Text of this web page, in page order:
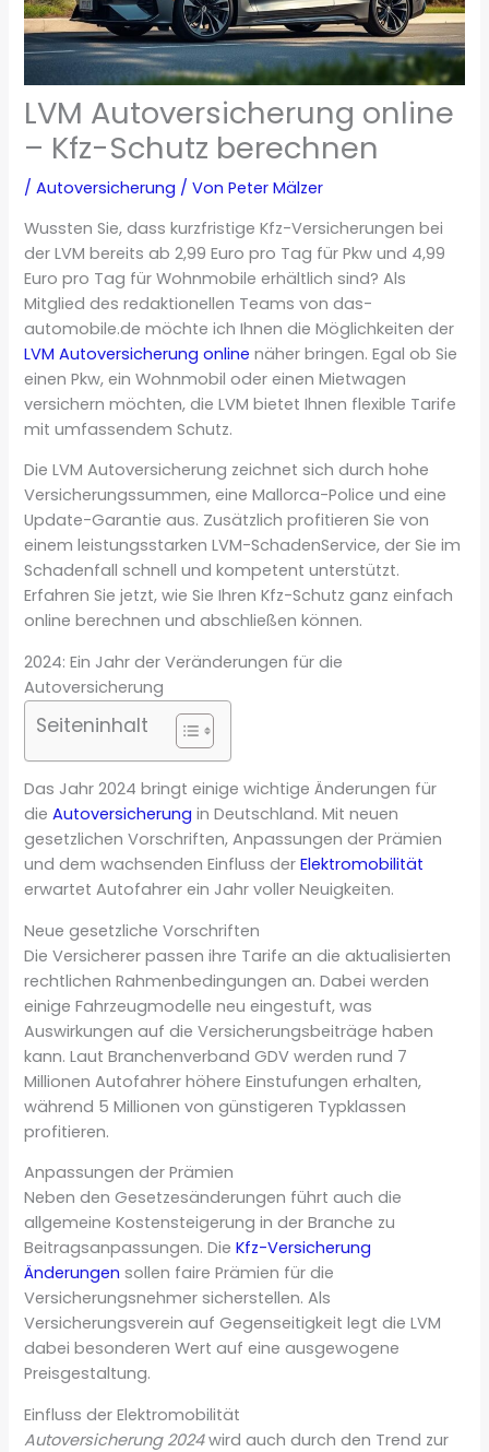
LVM Autoversicherung online
– Kfz-Schutz berechnen
/Autoversicherung / VonPeter Mälzer
Wussten Sie, dass kurzfristige Kfz-Versicherungen bei
der LVM bereits ab 2,99 Euro pro Tag für Pkw und 4,99
Euro pro Tag für Wohnmobile erhältlich sind? Als
Mitglied des redaktionellen Teams von das-
automobile.de möchte ich Ihnen die Möglichkeiten der
LVM Autoversicherung online näher bringen. Egal ob Sie
einen Pkw, ein Wohnmobil oder einen Mietwagen
versichern möchten, die LVM bietet Ihnen flexible Tarife
mit umfassendem Schutz.
Die LVM Autoversicherung zeichnet sich durch hohe
Versicherungssummen, eine Mallorca-Police und eine
Update-Garantie aus. Zusätzlich profitieren Sie von
einem leistungsstarken LVM-SchadenService, der Sie im
Schadenfall schnell und kompetent unterstützt.
Erfahren Sie jetzt, wie Sie Ihren Kfz-Schutz ganz einfach
online berechnen und abschließen können.
2024: Ein Jahr der Veränderungen für die
Autoversicherung
Seiteninhalt
Das Jahr 2024 bringt einige wichtige Änderungen für
dieAutoversicherung in Deutschland. Mit neuen
gesetzlichen Vorschriften, Anpassungen der Prämien
und dem wachsenden Einfluss derElektromobilität
erwartet Autofahrer ein Jahr voller Neuigkeiten.
Neue gesetzliche Vorschriften
Die Versicherer passen ihre Tarife an die aktualisierten
rechtlichen Rahmenbedingungen an. Dabei werden
einige Fahrzeugmodelle neu eingestuft, was
Auswirkungen auf die Versicherungsbeiträge haben
kann. Laut Branchenverband GDV werden rund 7
Millionen Autofahrer höhere Einstufungen erhalten,
während 5 Millionen von günstigeren Typklassen
profitieren.
Anpassungen der Prämien
Neben den Gesetzesänderungen führt auch die
allgemeine Kostensteigerung in der Branche zu
Beitragsanpassungen. DieKfz-Versicherung
Änderungen sollen faire Prämien für die
Versicherungsnehmer sicherstellen. Als
Versicherungsverein auf Gegenseitigkeit legt die LVM
dabei besonderen Wert auf eine ausgewogene
Preisgestaltung.
Einfluss der Elektromobilität
Autoversicherung 2024wird auch durch den Trend zur